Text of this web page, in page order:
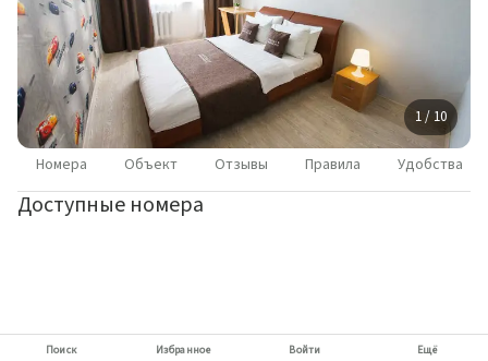
1 / 10
Номера Объект Отзывы Правила Удобства
Доступные номера
Поиск Избранное Войти Ещё